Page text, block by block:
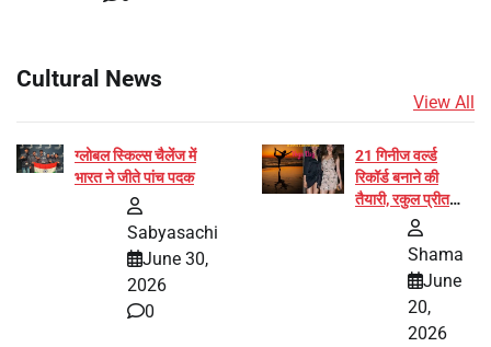
Cultural News
View All
ग्लोबल स्किल्स चैलेंज में
भारत ने जीते पांच पदक
Sabyasachi
June 30,
2026
0
21 गिनीज वर्ल्ड
रिकॉर्ड बनाने की
तैयारी, रकुल प्रीत
और प्रज्ञा जायसवाल
Shama
June
20,
2026